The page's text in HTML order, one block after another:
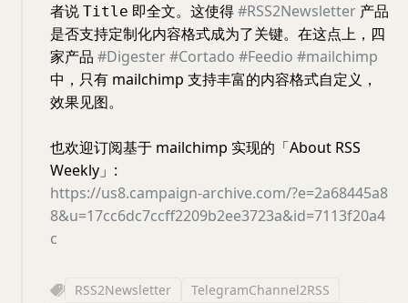
者说 Title 即全文。这使得#RSS2Newsletter 产品
是否支持定制化内容格式成为了关键。在这点上，四
家产品 #Digester#Cortado #Feedio #mailchimp
中，只有 mailchimp 支持丰富的内容格式自定义，
效果见图。
也欢迎订阅基于 mailchimp 实现的「About RSS
Weekly」:
https://us8.campaign-archive.com/?e=2a68445a8
8&u=17cc6dc7ccff2209b2ee3723a&id=7113f20a4
c
RSS2Newsletter
TelegramChannel2RSS